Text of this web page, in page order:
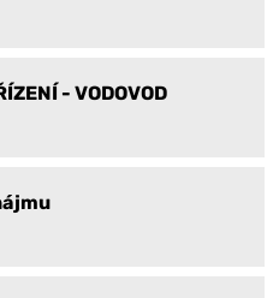
- VODOVOD